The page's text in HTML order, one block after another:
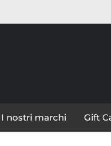
I nostri marchi Gift